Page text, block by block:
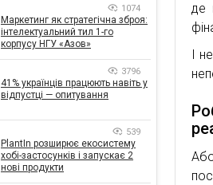
де
І
1074
Маркетинг як стратегічна зброя:
інтелектуальний тил 1-го
корпусу НГУ «Азов»
3796
41% українців працюють навіть у
відпустці — опитування
539
PlantIn розширює екосистему
хобі-застосунків і запускає 2
нові продукти